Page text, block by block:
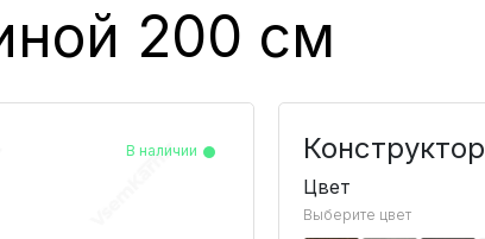
200 см
В наличии
В наличии
В наличии
В наличии Конструктор
Цвет
Выберите цвет